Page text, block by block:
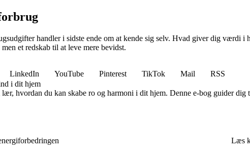
handler i sidste ende om at kende sig selv. Hvad giver dig værdi
et redskab til at leve mere bevidst.
LinkedIn YouTube Pinterest TikTok Mail
RSS
i dit hjem
hvordan du kan skabe ro og harmoni i dit hjem. Denne e-bog guider
Læs